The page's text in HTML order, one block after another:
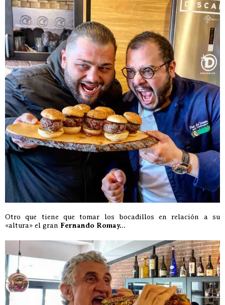
Otro que tiene que tomar los bocadillos en relación a su
«altura» el gran Fernando Romay...